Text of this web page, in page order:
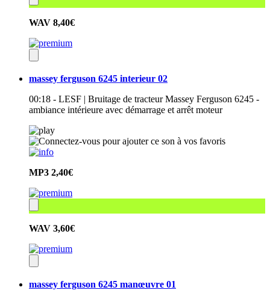
WAV 8,40€
massey ferguson 6245 interieur 02
00:18 - LESF | Bruitage de tracteur Massey Ferguson 6245 -
ambiance intérieure avec démarrage et arrêt moteur
MP3 2,40€
WAV 3,60€
massey ferguson 6245 manœuvre 01